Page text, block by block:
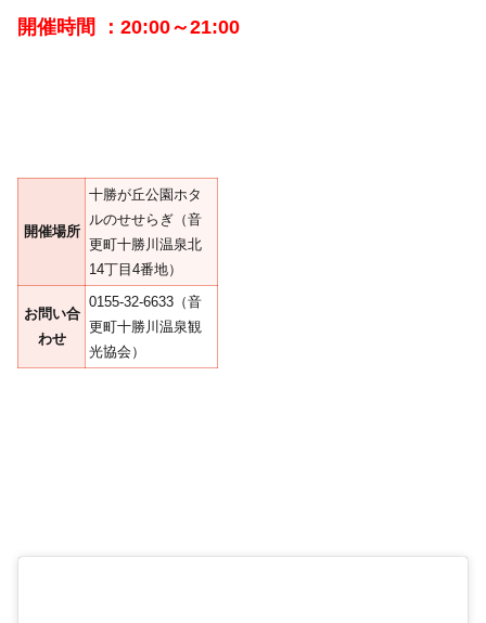
開催時間 ：20:00～21:00
開催場所
十勝が丘公園ホタ
ルのせせらぎ（音
更町十勝川温泉北
14丁目4番地）
お問い合
わせ
0155-32-6633（音
更町十勝川温泉観
光協会）